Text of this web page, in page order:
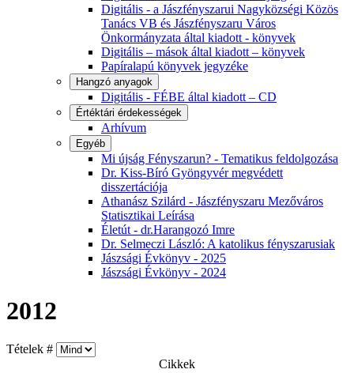
Digitális - a Jászfényszarui Nagyközségi Közös
Tanács VB és Jászfényszaru Város
Önkormányzata által kiadott - könyvek
Digitális – mások által kiadott – könyvek
Papíralapú könyvek jegyzéke
Hangzó anyagok
Digitális - FÉBE által kiadott – CD
Értéktári érdekességek
Arhívum
Egyéb
Mi újság Fényszarun? - Tematikus feldolgozása
Dr. Kiss-Bíró Gyöngyvér megvédett
disszertációja
Athanász Szilárd - Jászfényszaru Mezőváros
Statisztikai Leírása
Életút - dr.Harangozó Imre
Dr. Selmeczi László: A katolikus fényszarusiak
Jászsági Évkönyv - 2025
Jászsági Évkönyv - 2024
2012
Tételek #
Cikkek